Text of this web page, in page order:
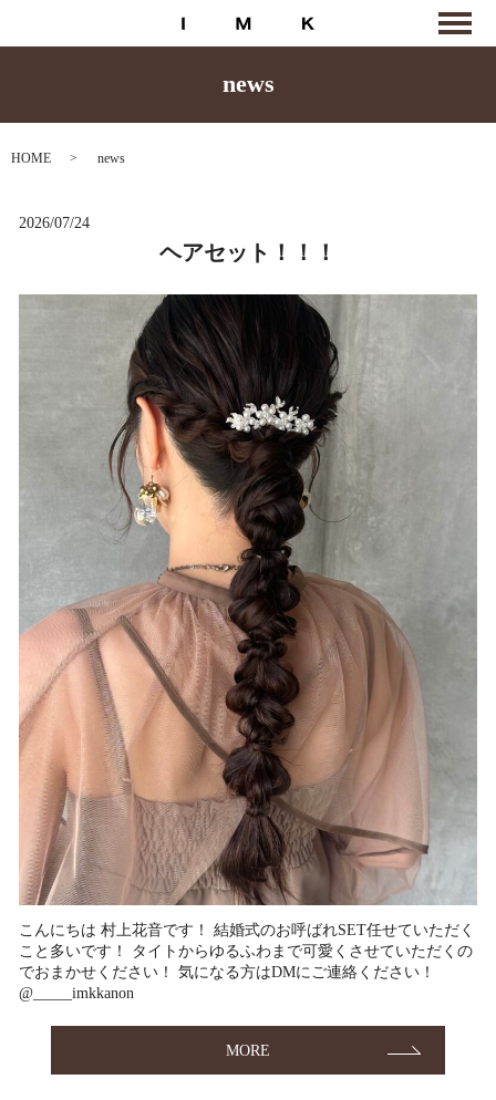
news
HOME news
2026/07/24
ヘアセット！！！
こんにちは 村上花音です！ 結婚式のお呼ばれSET任せていただく
こと多いです！ タイトからゆるふわまで可愛くさせていただくの
でおまかせください！ 気になる方はDMにご連絡ください！
@_____imkkanon
MORE